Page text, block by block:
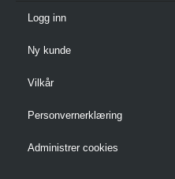
Logg inn
Ny kunde
Vilkår
Personvernerklæring
Administrer cookies